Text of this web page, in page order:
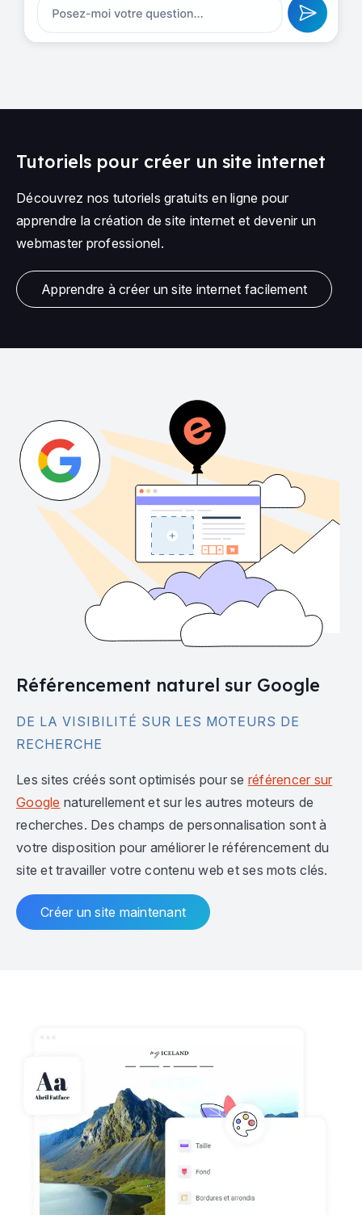
Tutoriels pour créer un site internet
Découvrez nos tutoriels gratuits en ligne pour
apprendre la création de site internet et devenir un
webmaster professionel.
Apprendre à créer un site internet facilement
Référencement naturel sur Google
DE LA VISIBILITÉ SUR LES MOTEURS DE
RECHERCHE
Les sites créés sont optimisés pour se référencer sur
Google naturellement et sur les autres moteurs de
recherches. Des champs de personnalisation sont à
votre disposition pour améliorer le référencement du
site et travailler votre contenu web et ses mots clés.
Créer un site maintenant